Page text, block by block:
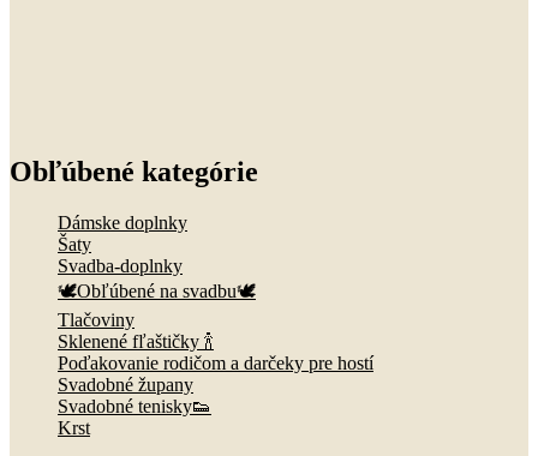
Obľúbené kategórie
Dámske doplnky
Šaty
Svadba-doplnky
🕊️Obľúbené na svadbu🕊️
Tlačoviny
Sklenené fľaštičky 🍾
Poďakovanie rodičom a darčeky pre hostí
Svadobné župany
Svadobné tenisky👟
Krst